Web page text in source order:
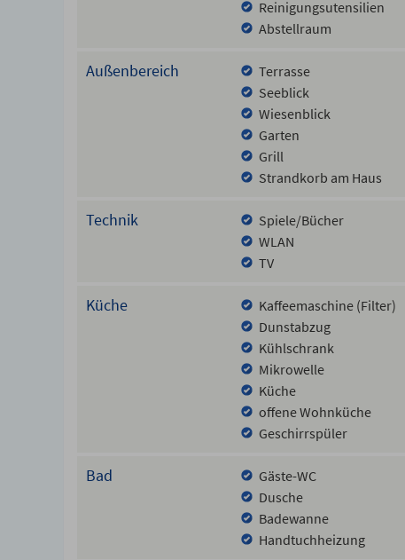
Reinigungsutensilien
Abstellraum
Außenbereich Terrasse
Seeblick
Wiesenblick
Garten
Grill
Strandkorb am Haus
Technik Spiele/Bücher
WLAN
TV
Küche Kaffeemaschine (Filter)
Dunstabzug
Kühlschrank
Mikrowelle
Küche
offene Wohnküche
Geschirrspüler
Bad Gäste-WC
Dusche
Badewanne
Handtuchheizung